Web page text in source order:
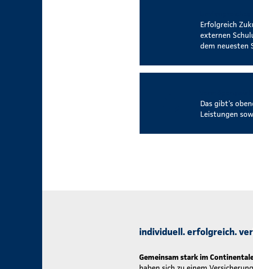
Erfolgreich
externen
dem neuesten
Das gibt’s
Leistungen
individuell. erfolgreich.
Gemeinsam stark im